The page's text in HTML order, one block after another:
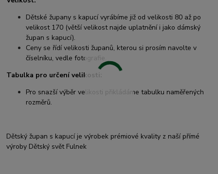
Dětské župany s kapucí vyrábíme již od velikosti 80 až po
velikost 170 (větší velikost najde uplatnění i jako dámský
župan s kapucí).
Ceny se řídí velikosti županů, kterou si prosím navolte v
číselníku, vedle fotografie.
Tabulka pro určení velikosti:
Pro snazší výběr velikosti přikládáme tabulku naměřených
rozměrů.
Dětský župan s kapucí je výrobek prémiové kvality z naší přímé
výroby Dětský svět Fulnek